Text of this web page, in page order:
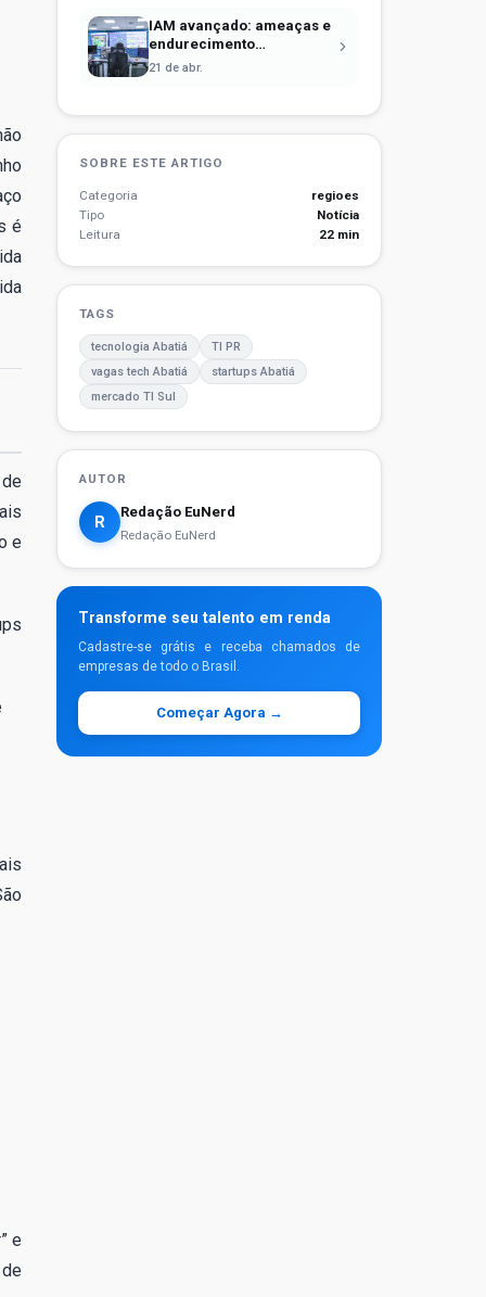
é
e
e
IAM avançado: ameaças e
endurecimento
operacional
21 de abr.
SOBRE ESTE ARTIGO
Categoria
regioes
Tipo
Notícia
Leitura
22 min
TAGS
tecnologia Abatiá
TI PR
vagas tech Abatiá
startups Abatiá
mercado TI Sul
AUTOR
R
Redação EuNerd
Redação EuNerd
Transforme seu talento em renda
Cadastre-se grátis e receba chamados de
empresas de todo o Brasil.
Começar Agora →